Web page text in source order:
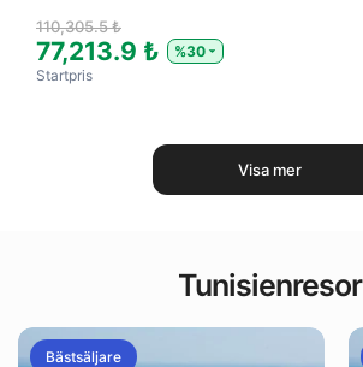
110,305.5 ₺
77,213.9 ₺
%30
Startpris
Visa mer
Tunisienresor
Bästsäljare